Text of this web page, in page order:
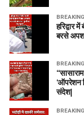
हरिद्वार
बरसे
‘ऑपरेशन
संदेश|